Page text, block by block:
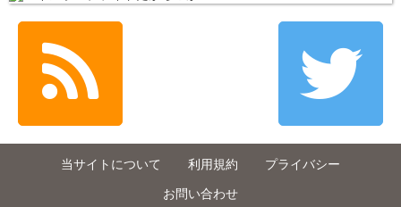
当サイトについて 利用規約 プライバシー
お問い合わせ